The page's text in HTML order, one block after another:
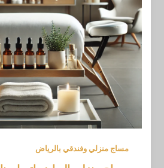
مساج منزلي وفندقي بالرياض